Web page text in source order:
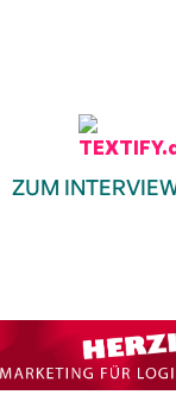
ZUM